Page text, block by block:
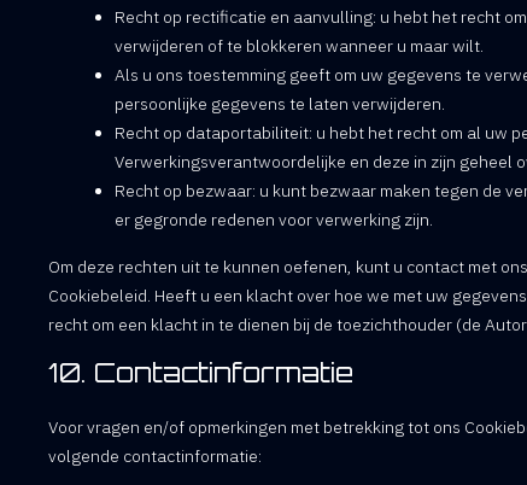
Recht op rectificatie en aanvulling: u hebt het recht
verwijderen of te blokkeren wanneer u maar wilt.
Als u ons toestemming geeft om uw gegevens te
persoonlijke gegevens te laten verwijderen.
Recht op dataportabiliteit: u hebt het recht om al uw
Verwerkingsverantwoordelijke en deze in zijn geheel
Recht op bezwaar: u kunt bezwaar maken tegen de
er gegronde redenen voor verwerking zijn.
Om deze rechten uit te kunnen oefenen, kunt u contact met
Cookiebeleid. Heeft u een klacht over hoe we met uw
recht om een klacht in te dienen bij de toezichthouder (de
10. Contactinformatie
Voor vragen en/of opmerkingen met betrekking tot ons
volgende contactinformatie: